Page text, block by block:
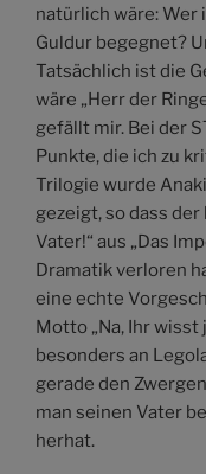
natürlich wäre: Wer
Guldur begegnet?
Tatsächlich ist die
wäre „Herr der
gefällt mir. Bei der
Punkte, die ich zu
Trilogie wurde
gezeigt, so dass
Vater!“ aus „Das
Dramatik verloren
eine echte
Motto „Na, Ihr wisst
besonders an
gerade den
man seinen Vater
herhat.